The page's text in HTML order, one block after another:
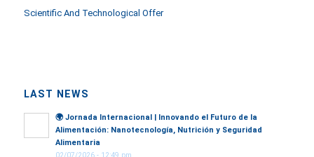
Scientific And Technological Offer
LAST NEWS
🌍 Jornada Internacional | Innovando el Futuro de la
Alimentación: Nanotecnología, Nutrición y Seguridad
Alimentaria